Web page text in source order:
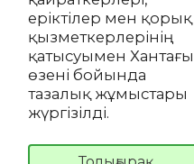
еріктілер мен қорық
қызметкерлерінің
қатысуымен Хантағы
өзені бойында
тазалық жұмыстары
жүргізілді.